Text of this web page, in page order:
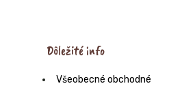
Dôležité info
Všeobecné obchodné